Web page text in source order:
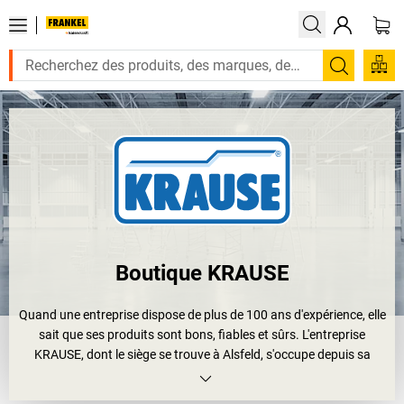
Boutique KRAUSE
Quand une entreprise dispose de plus de 100 ans d'expérience, elle
sait que ses produits sont bons, fiables et sûrs. L'entreprise
KRAUSE, dont le siège se trouve à Alsfeld, s'occupe depuis sa
fondation de la sécurisation des systèmes d'échafaudage, des